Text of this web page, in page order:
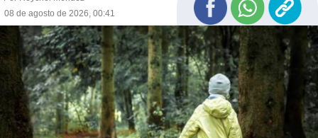
08 de agosto de 2026, 00:41